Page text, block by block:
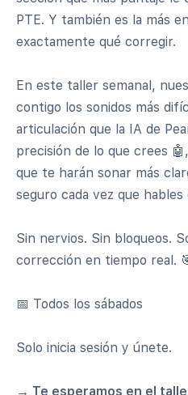
PTE. Y también es la más
exactamente qué corregir.
En este taller semanal,
contigo los sonidos más
articulación que la IA de
precisión de lo que crees
que te harán sonar más
seguro cada vez que hables
Sin nervios. Sin bloqueos.
corrección en tiempo real.
📅 Todos los sábados
Solo inicia sesión y únete.
→ Te esperamos en el